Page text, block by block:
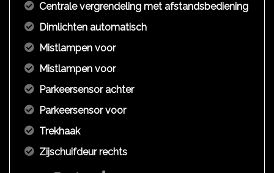
Centrale vergrendeling met afstandsbediening
Dimlichten automatisch
Mistlampen voor
Mistlampen voor
Parkeersensor achter
Parkeersensor voor
Trekhaak
Zijschuifdeur rechts